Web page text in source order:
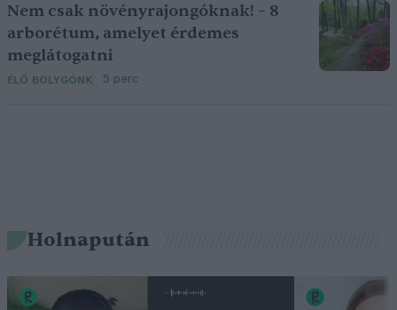
Nem csak növényrajongóknak! – 8
arborétum, amelyet érdemes
meglátogatni
ÉLŐ BOLYGÓNK 5 perc
Holnapután